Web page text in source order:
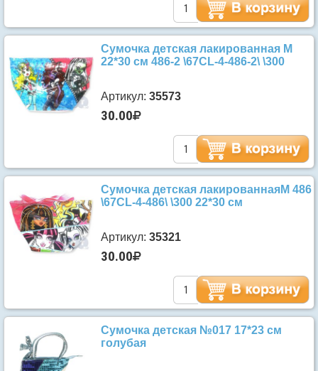
Сумочка детская лакированная М
22*30 см 486-2 \67CL-4-486-2\ \300
Артикул: 35573
30.00
Сумочка детская лакированнаяМ 486
\67CL-4-486\ \300 22*30 см
Артикул: 35321
30.00
Сумочка детская №017 17*23 см
голубая